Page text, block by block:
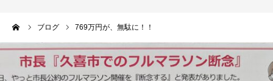
ブログ 769万円が、無駄に！！